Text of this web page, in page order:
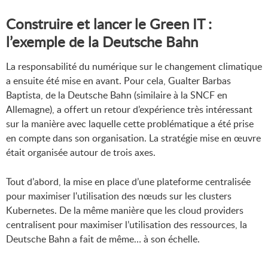
Construire et lancer le Green IT :
l’exemple de la Deutsche Bahn
La responsabilité du numérique sur le changement climatique
a ensuite été mise en avant. Pour cela, Gualter Barbas
Baptista, de la Deutsche Bahn (similaire à la SNCF en
Allemagne), a offert un retour d’expérience très intéressant
sur la manière avec laquelle cette problématique a été prise
en compte dans son organisation. La stratégie mise en œuvre
était organisée autour de trois axes.
Tout d’abord, la mise en place d’une plateforme centralisée
pour maximiser l'utilisation des nœuds sur les clusters
Kubernetes. De la même manière que les cloud providers
centralisent pour maximiser l’utilisation des ressources, la
Deutsche Bahn a fait de même… à son échelle.